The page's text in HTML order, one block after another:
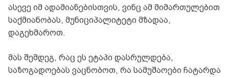
ასევე იმ ადამიანებისთვის, ვინც ამ მიმართულებით
საქმიანობას, მუნიციპალიტეტი მზადაა,
დაგეხმაროთ.
მას შემდეგ, რაც ეს ეტაპი დასრულდება,
საზოგადოებას ვაცნობოთ, რა სამუშაოები ჩატარდა